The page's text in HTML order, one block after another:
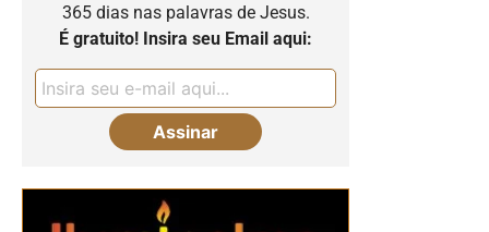
365 dias nas palavras de Jesus.
É gratuito! Insira seu Email aqui: